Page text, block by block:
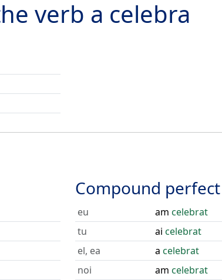
verb a celebra
Compound perfect
eu am celebrat
tu
ai celebrat
el, ea
a celebrat
noi
am celebrat